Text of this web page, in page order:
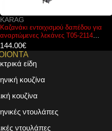
KARAG
Κάλυμμα λεκάνης LEGEND Soft-
Close Slim KARAG
39.00€
είδη
κουζίνα
κουζίνα
ντουλάπες
ντουλάπες